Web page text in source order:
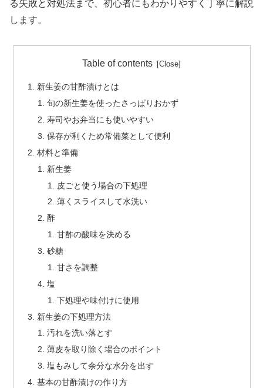
る失敗と対処法まで、初心者にもわかりやすく丁寧に解説
します。
Table of contents
新生姜の甘酢漬けとは
旬の新生姜を使ったさっぱりおかず
寿司やお弁当にも使いやすい
保存が利くため常備菜として便利
材料と準備
新生姜
皮ごと使う場合の下処理
薄くスライスして水洗い
酢
甘酢の酸味を決める
砂糖
甘さを調整
塩
下処理や味付けに使用
新生姜の下処理方法
汚れを洗い落とす
薄皮を取り除く場合のポイント
塩もみして余分な水分を出す
基本の甘酢漬けの作り方